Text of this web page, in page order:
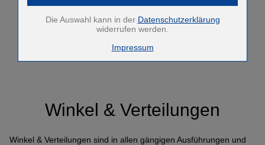
Español
Deutsch
Winkel & Verteilungen
Winkel & Verteilungen sind in allen gängigen Ausführungen und
Cookie Name
dywc
Cookie Laufzeit
1 Jahr
Anbindung des Google Tag Managers zur Analyse des
Benutzerverhaltens
Anbieter
Tawk
Die Auswahl kann in der Datenschutzerklärung
widerrufen werden.
Impressum